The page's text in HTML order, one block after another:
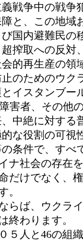
戦争中の戦争
と、この地
国内避難民の
搾取への反対
的再生産の
のためのウ
イスタンブー
害者、その
中絶に対す
な役割の可視
条件で、すべ
社会の存在
だけでなく、
。
ば、ウクライ
わります。
５人と46の組